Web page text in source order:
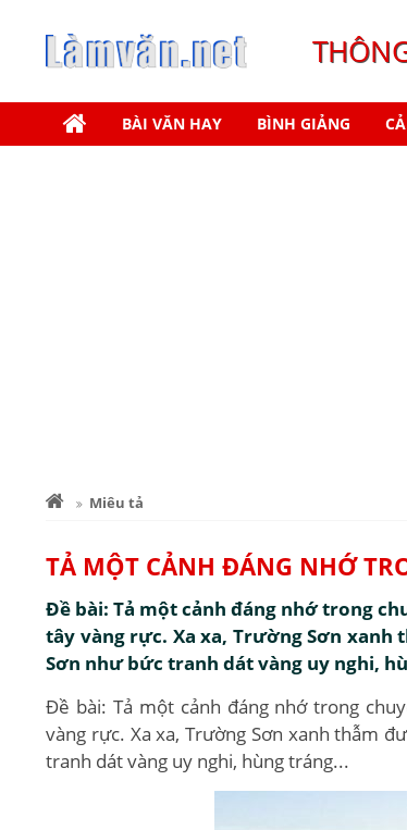
BÀI VĂN HAY BÌNH GIẢNG
Miêu tả
TẢ MỘT CẢNH ĐÁNG NHỚ
Đề bài: Tả một cảnh đáng nhớ trong
tây vàng rực. Xa xa, Trường Sơn
Sơn như bức tranh dát vàng uy nghi,
Đề bài: Tả một cảnh đáng nhớ trong
vàng rực. Xa xa, Trường Sơn xanh thẫm
tranh dát vàng uy nghi, hùng tráng...